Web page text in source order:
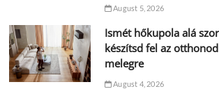
August 5, 2026
Ismét hőkupola alá
készítsd fel az
melegre
August 4, 2026